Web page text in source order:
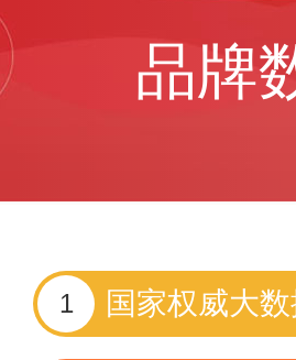
品牌
1 国家权威大